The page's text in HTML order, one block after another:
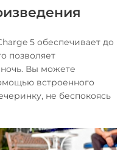
5 обеспечивает до
позволяет
Вы можете
встроенного
не беспокоясь